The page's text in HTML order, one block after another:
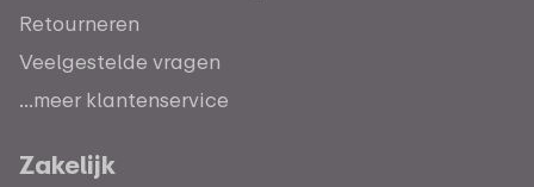
Retourneren
Veelgestelde vragen
...meer klantenservice
Zakelijk